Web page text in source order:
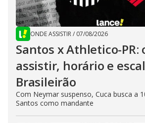
ONDE ASSISTIR/ 07/08/2026
Santos x Athletico-PR:
assistir, horário e
Brasileirão
Com Neymar suspenso, Cuca busca a
Santos como mandante